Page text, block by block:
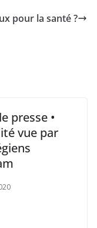
pour la santé ?
presse •
vue par